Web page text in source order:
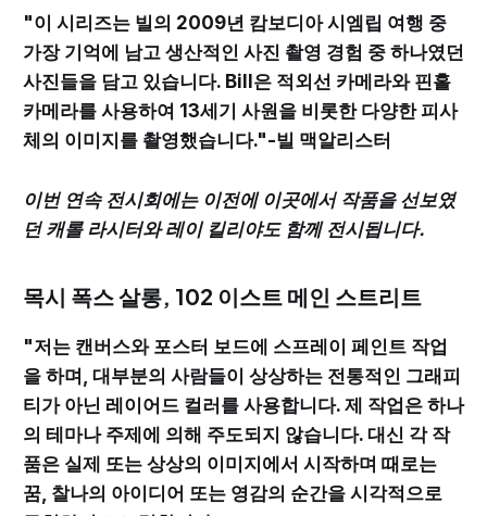
"이 시리즈는 빌의 2009년 캄보디아 시엠립 여행 중
가장 기억에 남고 생산적인 사진 촬영 경험 중 하나였던
사진들을 담고 있습니다. Bill은 적외선 카메라와 핀홀
카메라를 사용하여 13세기 사원을 비롯한 다양한 피사
체의 이미지를 촬영했습니다."-빌 맥알리스터
이번 연속 전시회에는 이전에 이곳에서 작품을 선보였
던 캐롤 라시터와 레이 킬리야도 함께 전시됩니다.
목시 폭스 살롱, 102 이스트 메인 스트리트
"저는 캔버스와 포스터 보드에 스프레이 페인트 작업
을 하며, 대부분의 사람들이 상상하는 전통적인 그래피
티가 아닌 레이어드 컬러를 사용합니다. 제 작업은 하나
의 테마나 주제에 의해 주도되지 않습니다. 대신 각 작
품은 실제 또는 상상의 이미지에서 시작하며 때로는
꿈, 찰나의 아이디어 또는 영감의 순간을 시각적으로